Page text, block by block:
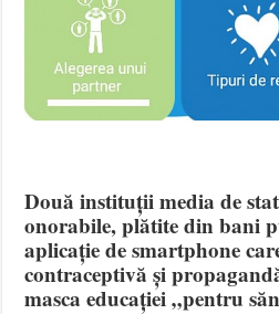
Două instituții media de
onorabile, plătite din bani
aplicație de smartphone
contraceptivă și
masca educației „pentru